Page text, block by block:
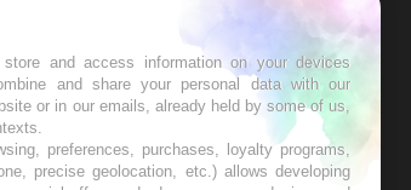
meilleures
and access information on your devices
and share your personal data with our
or in our emails, already held by some of us,
preferences, purchases, loyalty programs,
precise geolocation, etc.) allows developing